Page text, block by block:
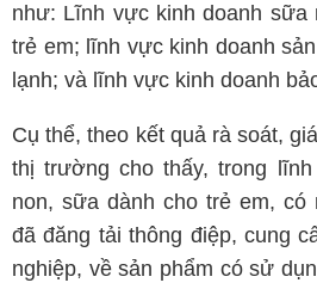
như: Lĩnh vực kinh doanh sữa
trẻ em; lĩnh vực kinh doanh
lạnh; và lĩnh vực kinh doanh
Cụ thể, theo kết quả rà soát,
thị trường cho thấy, trong
non, sữa dành cho trẻ em, có
đã đăng tải thông điệp, cung
nghiệp, về sản phẩm có sử